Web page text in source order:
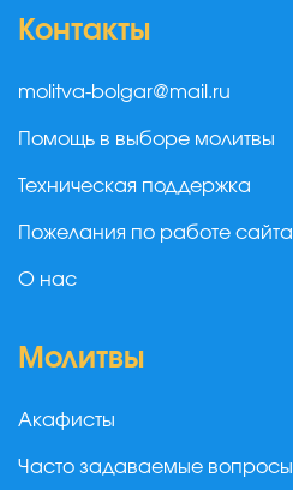
Контакты
molitva-bolgar@mail.ru
Помощь в выборе молитвы
Техническая поддержка
Пожелания по работе сайта
О нас
Молитвы
Акафисты
Часто задаваемые вопросы